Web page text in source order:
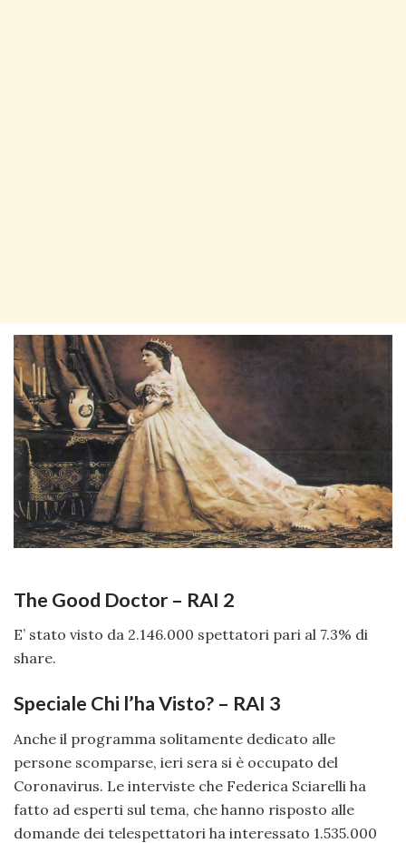
The Good Doctor – RAI 2
E’ stato visto da 2.146.000 spettatori pari al 7.3% di
share.
Speciale Chi l’ha Visto? – RAI 3
Anche il programma solitamente dedicato alle
persone scomparse, ieri sera si è occupato del
Coronavirus. Le interviste che Federica Sciarelli ha
fatto ad esperti sul tema, che hanno risposto alle
domande dei telespettatori ha interessato 1.535.000